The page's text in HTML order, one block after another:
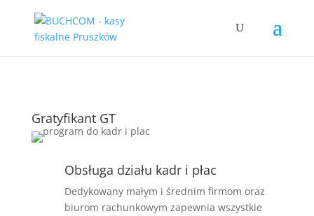
Gratyfikant GT
Obsługa działu kadr i płac
Dedykowany małym i średnim firmom oraz
biurom rachunkowym zapewnia wszystkie